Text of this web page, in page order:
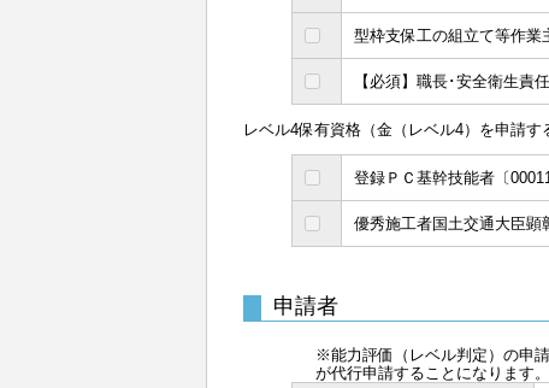
型枠支保工の組立て等作業
【必須】職長･安全衛生責
レベル4保有資格（金（レベル4）を申請
登録ＰＣ基幹技能者〔00011
優秀施工者国土交通大臣顕
申請者
※能力評価（レベル判定）の申
が代行申請することになります。